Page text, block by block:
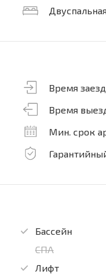
Время
Время
Мин. срок
Бассейн
СПА
Лифт